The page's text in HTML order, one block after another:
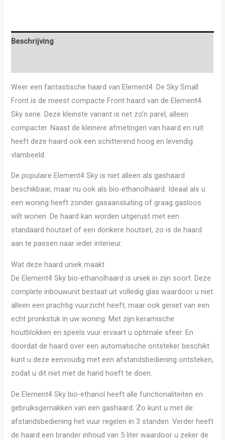
Beschrijving
Weer een fantastische haard van Element4. De Sky Small
Front is de meest compacte Front haard van de Element4
Sky serie. Deze kleinste variant is net zo’n parel, alleen
compacter. Naast de kleinere afmetingen van haard en ruit
heeft deze haard ook een schitterend hoog en levendig
vlambeeld.
De populaire Element4 Sky is niet alleen als gashaard
beschikbaar, maar nu ook als bio-ethanolhaard. Ideaal als u
een woning heeft zonder gasaansluiting of graag gasloos
wilt wonen. De haard kan worden uitgerust met een
standaard houtset of een donkere houtset, zo is de haard
aan te passen naar ieder interieur.
Wat deze haard uniek maakt
De Element4 Sky bio-ethanolhaard is uniek in zijn soort. Deze
complete inbouwunit bestaat uit volledig glas waardoor u niet
alleen een prachtig vuurzicht heeft, maar ook geniet van een
echt pronkstuk in uw woning. Met zijn keramische
houtblokken en speels vuur ervaart u optimale sfeer. En
doordat de haard over een automatische ontsteker beschikt
kunt u deze eenvoudig met een afstandsbediening ontsteken,
zodat u dit niet met de hand hoeft te doen.
De Element4 Sky bio-ethanol heeft alle functionaliteiten en
gebruiksgemakken van een gashaard. Zo kunt u met de
afstandsbediening het vuur regelen in 3 standen. Verder heeft
de haard een brander inhoud van 5 liter waardoor u zeker de